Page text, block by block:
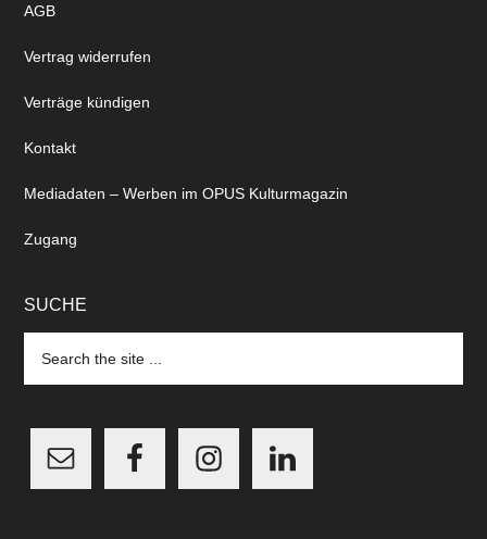
AGB
Vertrag widerrufen
Verträge kündigen
Kontakt
Mediadaten – Werben im OPUS Kulturmagazin
Zugang
SUCHE
the